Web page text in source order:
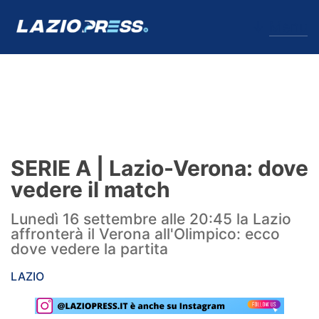
Formello
Infortuni
Primavera
Calciomercato
Lazio Women
SERIE A | Lazio-Verona: dove
vedere il match
Lunedì 16 settembre alle 20:45 la Lazio
affronterà il Verona all'Olimpico: ecco
dove vedere la partita
LAZIO